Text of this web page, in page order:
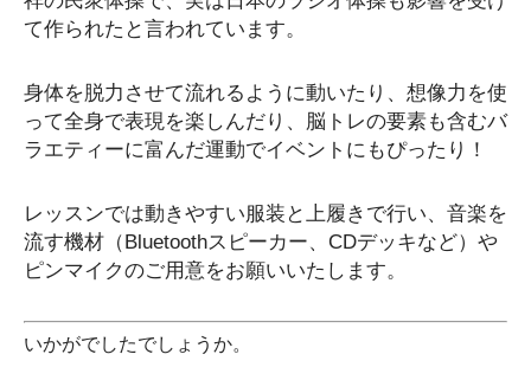
て作られたと言われています。
身体を脱力させて流れるように動いたり、想像力を使
って全身で表現を楽しんだり、脳トレの要素も含むバ
ラエティーに富んだ運動でイベントにもぴったり！
レッスンでは動きやすい服装と上履きで行い、音楽を
流す機材（Bluetoothスピーカー、CDデッキなど）や
ピンマイクのご用意をお願いいたします。
いかがでしたでしょうか。